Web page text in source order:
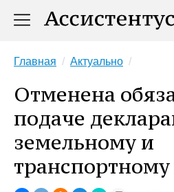
Главная Актуально
Отменена
подаче
земельному и
транспортному